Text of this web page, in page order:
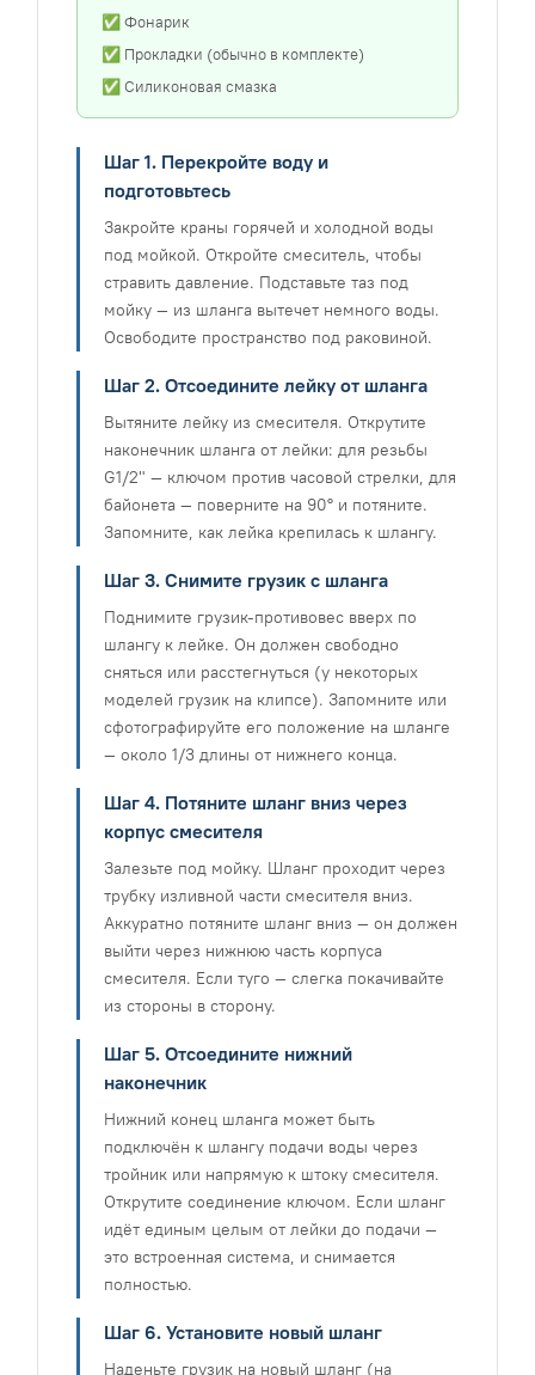
✅ Фонарик
✅ Прокладки (обычно в комплекте)
✅ Силиконовая смазка
Шаг 1. Перекройте воду и
подготовьтесь
Закройте краны горячей и холодной воды
под мойкой. Откройте смеситель, чтобы
стравить давление. Подставьте таз под
мойку — из шланга вытечет немного воды.
Освободите пространство под раковиной.
Шаг 2. Отсоедините лейку от шланга
Вытяните лейку из смесителя. Открутите
наконечник шланга от лейки: для резьбы
G1/2" — ключом против часовой стрелки, для
байонета — поверните на 90° и потяните.
Запомните, как лейка крепилась к шлангу.
Шаг 3. Снимите грузик с шланга
Поднимите грузик-противовес вверх по
шлангу к лейке. Он должен свободно
сняться или расстегнуться (у некоторых
моделей грузик на клипсе). Запомните или
сфотографируйте его положение на шланге
— около 1/3 длины от нижнего конца.
Шаг 4. Потяните шланг вниз через
корпус смесителя
Залезьте под мойку. Шланг проходит через
трубку изливной части смесителя вниз.
Аккуратно потяните шланг вниз — он должен
выйти через нижнюю часть корпуса
смесителя. Если туго — слегка покачивайте
из стороны в сторону.
Шаг 5. Отсоедините нижний
наконечник
Нижний конец шланга может быть
подключён к шлангу подачи воды через
тройник или напрямую к штоку смесителя.
Открутите соединение ключом. Если шланг
идёт единым целым от лейки до подачи —
это встроенная система, и снимается
полностью.
Шаг 6. Установите новый шланг
Наденьте грузик на новый шланг (на